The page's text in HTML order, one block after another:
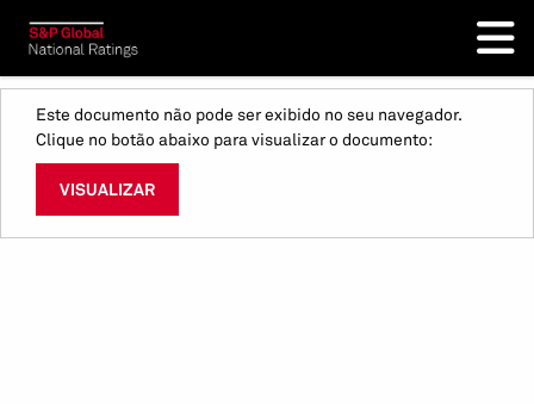
Este documento não pode ser exibido no seu navegador.
Clique no botão abaixo para visualizar o documento:
VISUALIZAR